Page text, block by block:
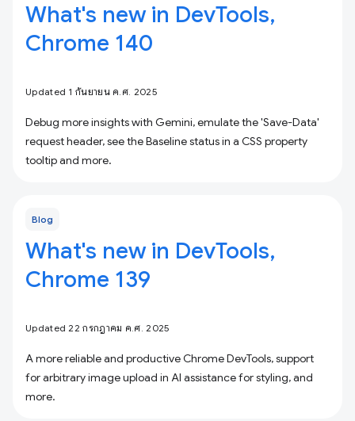
What's new in DevTools,
Chrome 140
Updated 1 กันยายน ค.ศ. 2025
Debug more insights with Gemini, emulate the 'Save-Data'
request header, see the Baseline status in a CSS property
tooltip and more.
Blog
What's new in DevTools,
Chrome 139
Updated 22 กรกฎาคม ค.ศ. 2025
A more reliable and productive Chrome DevTools, support
for arbitrary image upload in AI assistance for styling, and
more.